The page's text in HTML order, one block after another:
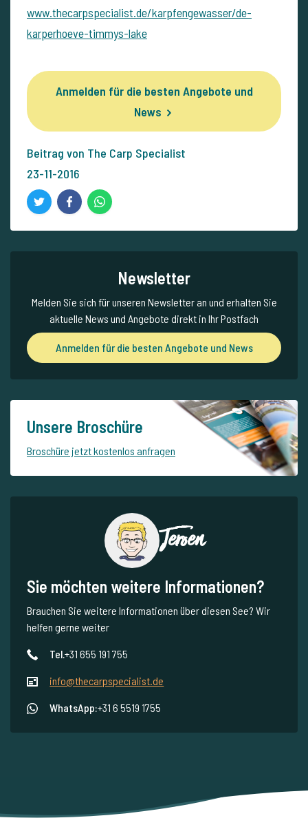
www.thecarpspecialist.de/karpfengewasser/de-
karperhoeve-timmys-lake
Anmelden für die besten Angebote und
News
Beitrag von The Carp Specialist
23-11-2016
Newsletter
Melden Sie sich für unseren Newsletter an und erhalten Sie
aktuelle News und Angebote direkt in Ihr Postfach
Anmelden für die besten Angebote und News
Unsere Broschüre
Broschüre jetzt kostenlos anfragen
Jeroen
Sie möchten weitere Informationen?
Brauchen Sie weitere Informationen über diesen See? Wir
helfen gerne weiter
Tel.+31 655 191 755
info@thecarpspecialist.de
WhatsApp:+31 6 5519 1755